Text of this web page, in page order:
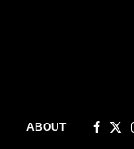
ABOUT